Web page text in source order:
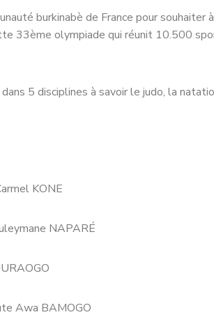
burkinabè de France pour souhaiter
33ème olympiade qui réunit 10.500
5 disciplines à savoir le judo, la
KONE
NAPARÉ
Awa BAMOGO